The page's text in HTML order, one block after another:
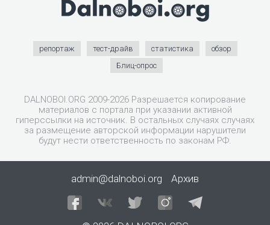
репортаж тест-драйв статистика
обзор
Блиц-опрос
DALNOBOI.ORG 2009-2026 Разрешается копирование
материалов с портала при указании активной
гиперссылки на источник. В остальных случаях случаях
за размещение авторской информации нарушители
будут нести ответственность по законам РФ.
admin@dalnoboi.org Архив